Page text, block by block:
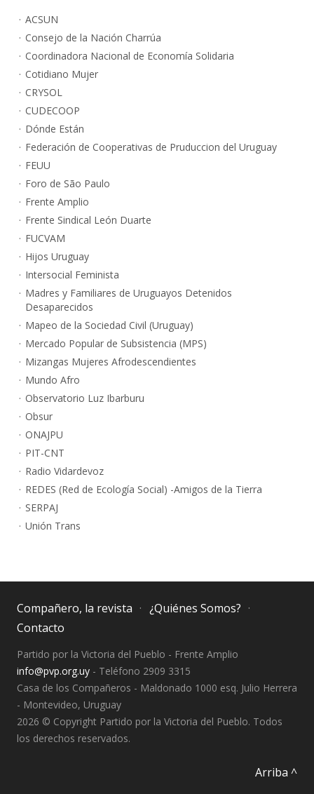
ACSUN
Consejo de la Nación Charrúa
Coordinadora Nacional de Economía Solidaria
Cotidiano Mujer
CRYSOL
CUDECOOP
Dónde Están
Federación de Cooperativas de Pruduccion del Uruguay
FEUU
Foro de São Paulo
Frente Amplio
Frente Sindical León Duarte
FUCVAM
Hijos Uruguay
Intersocial Feminista
Madres y Familiares de Uruguayos Detenidos
Desaparecidos
Mapeo de la Sociedad Civil (Uruguay)
Mercado Popular de Subsistencia (MPS)
Mizangas Mujeres Afrodescendientes
Mundo Afro
Observatorio Luz Ibarburu
Obsur
ONAJPU
PIT-CNT
Radio Vidardevoz
REDES (Red de Ecología Social) -Amigos de la Tierra
SERPAJ
Unión Trans
Compañero, la revista
¿Quiénes Somos?
Contacto
Partido por la Victoria del Pueblo - Frente Amplio
info@pvp.org.uy - Teléfono 2909 3315
Casa de los Compañeros - Maldonado 1000 esq. Julio Herrera
- Montevideo, Uruguay
2026 © Copyright Partido por la Victoria del Pueblo. Todos
los derechos reservados.
Arriba ^